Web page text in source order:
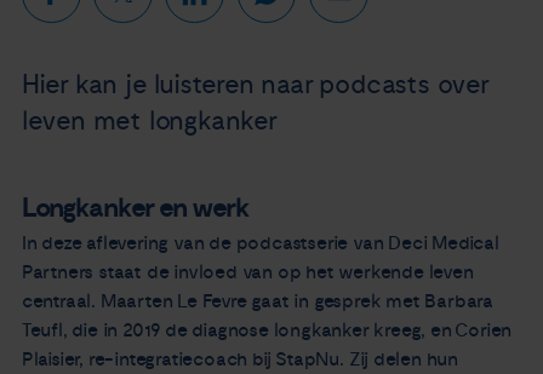
Hier kan je luisteren naar podcasts over
leven met longkanker
Longkanker en werk
In deze aflevering van de podcastserie van Deci Medical
Partners staat de invloed van op het werkende leven
centraal. Maarten Le Fevre gaat in gesprek met Barbara
Teufl, die in 2019 de diagnose longkanker kreeg, en Corien
Plaisier, re-integratiecoach bij StapNu. Zij delen hun